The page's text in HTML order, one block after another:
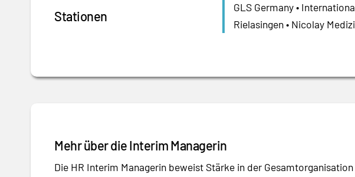
Stationen
GLS Germany •
Rielasingen • Nicolay
Mehr über die Interim Managerin
Die HR Interim Managerin beweist Stärke in der